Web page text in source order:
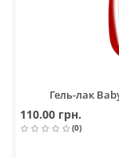
Гель-лак
110.00 грн.
(0)